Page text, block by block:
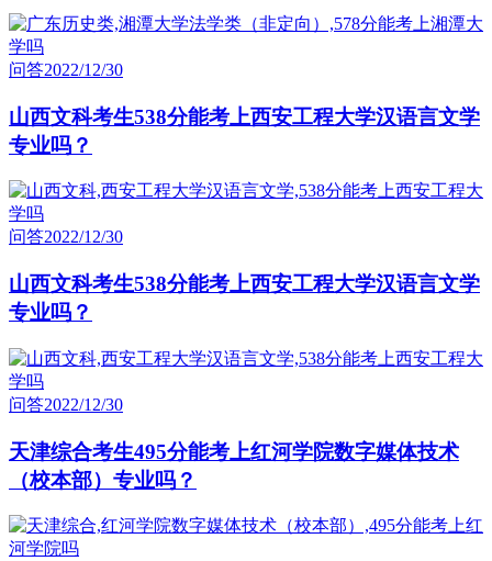
问答2022/12/30
山西文科考生538分能考上西安工程大学汉语言文学
专业吗？
问答2022/12/30
山西文科考生538分能考上西安工程大学汉语言文学
专业吗？
问答2022/12/30
天津综合考生495分能考上红河学院数字媒体技术
（校本部）专业吗？